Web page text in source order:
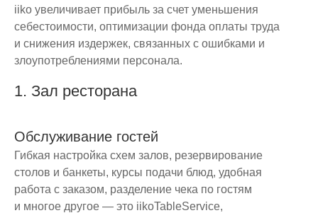
iiko увеличивает прибыль за счет уменьшения
себестоимости, оптимизации фонда оплаты труда
и снижения издержек, связанных с ошибками и
злоупотреблениями персонала.
1. Зал ресторана
Обслуживание гостей
Гибкая настройка схем залов, резервирование
столов и банкеты, курсы подачи блюд, удобная
работа с заказом, разделение чека по гостям
и многое другое — это iikoTableService,